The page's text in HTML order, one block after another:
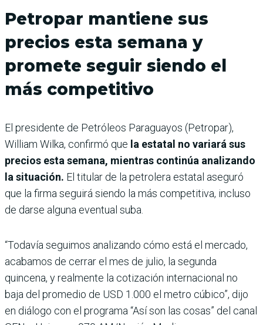
Petropar mantiene sus
precios esta semana y
promete seguir siendo el
más competitivo
El presidente de Petróleos Paraguayos (Petropar),
William Wilka, confirmó que la estatal no variará sus
precios esta semana, mientras continúa analizando
la situación. El titular de la petrolera estatal aseguró
que la firma seguirá siendo la más competitiva, incluso
de darse alguna eventual suba.
“Todavía seguimos analizando cómo está el mercado,
acabamos de cerrar el mes de julio, la segunda
quincena, y realmente la cotización internacional no
baja del promedio de USD 1.000 el metro cúbico”, dijo
en diálogo con el programa “Así son las cosas” del canal